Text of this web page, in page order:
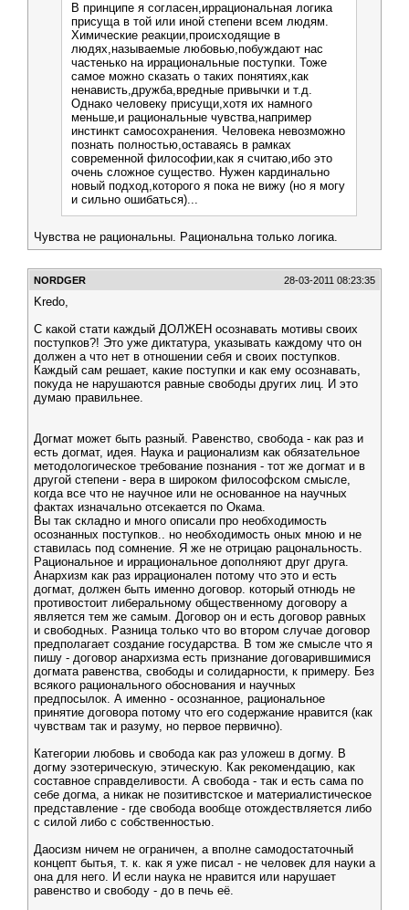
В принципе я согласен,иррациональная логика
присуща в той или иной степени всем людям.
Химические реакции,происходящие в
людях,называемые любовью,побуждают нас
частенько на иррациональные поступки. Тоже
самое можно сказать о таких понятиях,как
ненависть,дружба,вредные привычки и т.д.
Однако человеку присущи,хотя их намного
меньше,и рациональные чувства,например
инстинкт самосохранения. Человека невозможно
познать полностью,оставаясь в рамках
современной философии,как я считаю,ибо это
очень сложное существо. Нужен кардинально
новый подход,которого я пока не вижу (но я могу
и сильно ошибаться)...
Чувства не рациональны. Рациональна только логика.
NORDGER 28-03-2011 08:23:35
Kredo,
С какой стати каждый ДОЛЖЕН осознавать мотивы своих
поступков?! Это уже диктатура, указывать каждому что он
должен а что нет в отношении себя и своих поступков.
Каждый сам решает, какие поступки и как ему осознавать,
покуда не нарушаются равные свободы других лиц. И это
думаю правильнее.
Догмат может быть разный. Равенство, свобода - как раз и
есть догмат, идея. Наука и рационализм как обязательное
методологическое требование познания - тот же догмат и в
другой степени - вера в широком философском смысле,
когда все что не научное или не основанное на научных
фактах изначально отсекается по Окама.
Вы так складно и много описали про необходимость
осознанных поступков.. но необходимость оных мною и не
ставилась под сомнение. Я же не отрицаю рацональность.
Рациональное и иррациональное дополняют друг друга.
Анархизм как раз иррационален потому что это и есть
догмат, должен быть именно договор. который отнюдь не
противостоит либеральному общественному договору а
является тем же самым. Договор он и есть договор равных
и свободных. Разница только что во втором случае договор
предполагает создание государства. В том же смысле что я
пишу - договор анархизма есть признание договарившимися
догмата равенства, свободы и солидарности, к примеру. Без
всякого рационального обоснования и научных
предпосылок. А именно - осознанное, рациональное
принятие договора потому что его содержание нравится (как
чувствам так и разуму, но первое первично).
Категории любовь и свобода как раз уложеш в догму. В
догму эзотерическую, этическую. Как рекомендацию, как
составное справделивости. А свобода - так и есть сама по
себе догма, а никак не позитивстское и материалистическое
представление - где свобода вообще отождествляется либо
с силой либо с собственностью.
Даосизм ничем не ограничен, а вполне самодостаточный
концепт бытья, т. к. как я уже писал - не человек для науки а
она для него. И если наука не нравится или нарушает
равенство и свободу - до в печь её.